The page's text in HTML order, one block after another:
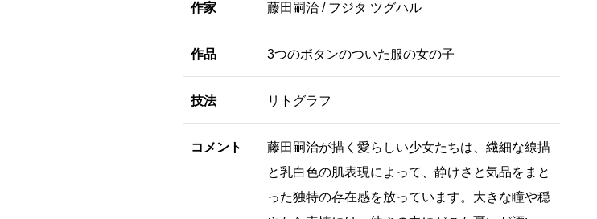
作家 藤田嗣治 / フジタ ツグハル
作品 3つのボタンのついた服の女の子
技法 リトグラフ
コメント
藤田嗣治が描く愛らしい少女たちは、繊細な線描
と乳白色の肌表現によって、静けさと気品をまと
った独特の存在感を放っています。大きな瞳や穏